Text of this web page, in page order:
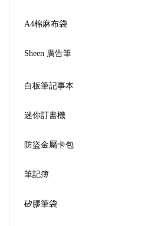
A4棉麻布袋
Sheen 廣告筆
白板筆記事本
迷你訂書機
防盜金屬卡包
筆記簿
矽膠筆袋